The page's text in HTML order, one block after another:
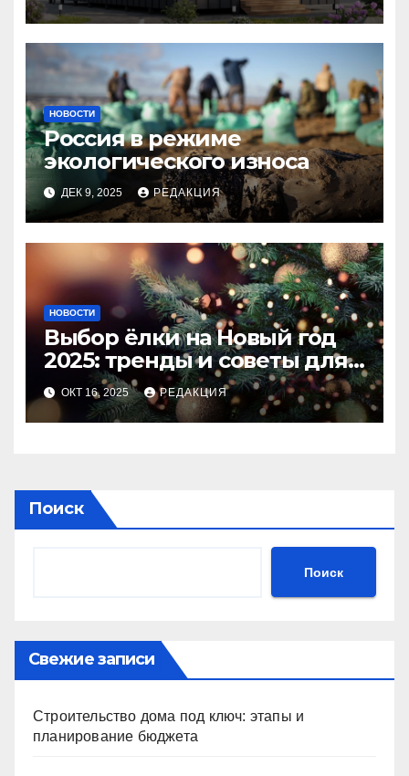
НОВОСТИ
Россия в режиме
экологического износа
ДЕК 9, 2025 РЕДАКЦИЯ
НОВОСТИ
Выбор ёлки на Новый год
2025: тренды и советы для
идеального праздника
ОКТ 16, 2025 РЕДАКЦИЯ
Поиск
Поиск
Свежие записи
Строительство дома под ключ: этапы и
планирование бюджета